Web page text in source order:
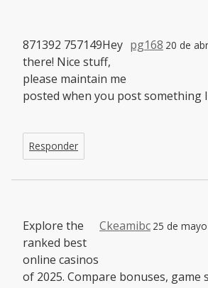
pg168 20 de
871392 757149Hey
there! Nice stuff,
please maintain me
posted when you post something
Responder
Ckeamibc 25 de
Explore the
ranked best
online casinos
of 2025. Compare bonuses, game